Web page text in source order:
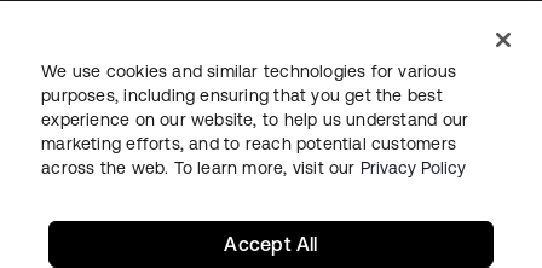
Información legalPolítica de privacidadTérminos del sitio
Seguridad Mapa del sitioPreferencias de cookies
We use cookies and similar technologies for various
purposes, including ensuring that you get the best
experience on our website, to help us understand our
marketing efforts, and to reach potential customers
across the web. To learn more, visit our Privacy Policy
Accept All